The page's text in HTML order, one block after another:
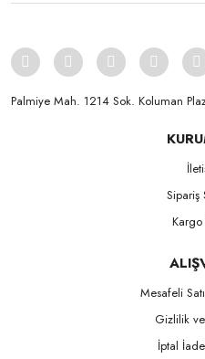
Palmiye Mah. 1214 Sok. Koluman Plaza 2/B Yenişehir/ MERSİN.ㅤㅤㅤㅤㅤㅤㅤㅤㅤㅤㅤㅤㅤ
Sipariş
Mesafeli
Gizlilik
İptal